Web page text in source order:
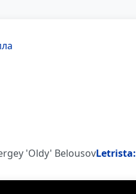
'Oldy' BelousovLetrista: